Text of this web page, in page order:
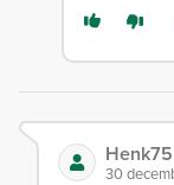
Henk75
30